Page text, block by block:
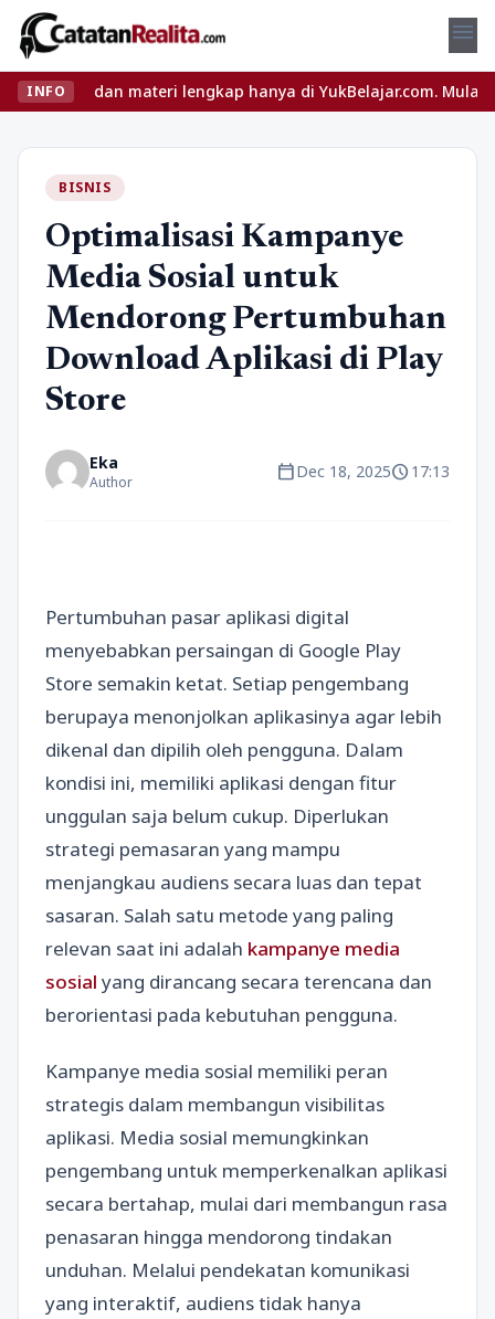
menu
INFO
dan materi lengkap hanya di YukBelajar.com. Mulai
BISNIS
Optimalisasi Kampanye
Media Sosial untuk
Mendorong Pertumbuhan
Download Aplikasi di Play
Store
Eka
Author calendar_todayDec 18, 2025schedule17:13
Pertumbuhan pasar aplikasi digital
menyebabkan persaingan di Google Play
Store semakin ketat. Setiap pengembang
berupaya menonjolkan aplikasinya agar lebih
dikenal dan dipilih oleh pengguna. Dalam
kondisi ini, memiliki aplikasi dengan fitur
unggulan saja belum cukup. Diperlukan
strategi pemasaran yang mampu
menjangkau audiens secara luas dan tepat
sasaran. Salah satu metode yang paling
relevan saat ini adalah kampanye media
sosial yang dirancang secara terencana dan
berorientasi pada kebutuhan pengguna.
Kampanye media sosial memiliki peran
strategis dalam membangun visibilitas
aplikasi. Media sosial memungkinkan
pengembang untuk memperkenalkan aplikasi
secara bertahap, mulai dari membangun rasa
penasaran hingga mendorong tindakan
unduhan. Melalui pendekatan komunikasi
yang interaktif, audiens tidak hanya